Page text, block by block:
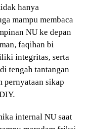
hanya
mampu membaca
NU ke depan
faqihan bi
integritas, serta
tengah tantangan
pernyataan sikap
internal NU saat